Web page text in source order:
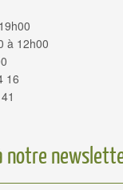
à 12h00
16
notre